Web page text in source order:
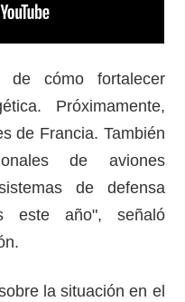
de cómo fortalecer
Próximamente,
de Francia. También
de aviones
de defensa
este año", señaló
la situación en el